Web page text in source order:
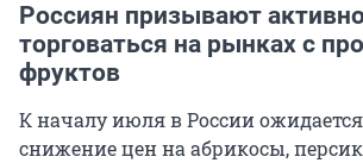
Россиян призывают
торговаться на рынках с
фруктов
К началу июля в России
снижение цен на абрикосы,